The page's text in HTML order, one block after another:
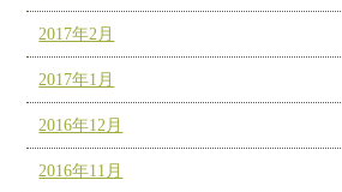
2017年2月
2017年1月
2016年12月
2016年11月